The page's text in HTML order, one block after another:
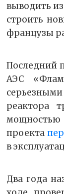
выводить
строить
французы
Последний
АЭС
реактора
проекта
в
Два года